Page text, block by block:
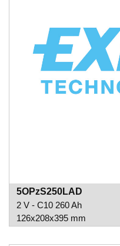
5OPzS250LAD
2 V - C10 260 Ah
126x208x395 mm